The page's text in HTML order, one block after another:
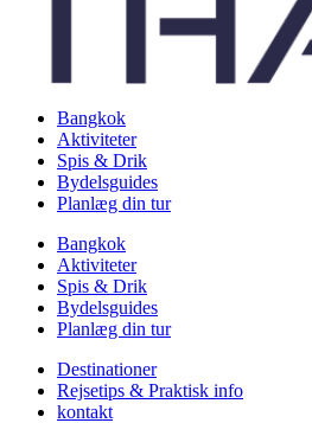
Bangkok
Aktiviteter
Spis & Drik
Bydelsguides
Planlæg din tur
Bangkok
Aktiviteter
Spis & Drik
Bydelsguides
Planlæg din tur
Destinationer
Rejsetips & Praktisk info
kontakt